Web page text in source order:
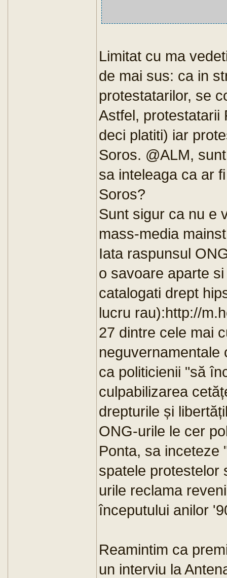
Limitat cu ma
de mai sus: ca in
protestatarilor, se
Astfel, protestatarii
deci platiti) iar
Soros. @ALM,
sa inteleaga ca ar
Soros?
Sunt sigur ca nu e
mass-media
Iata raspunsul
o savoare aparte
catalogati drept
lucru rau):http://
27 dintre cele mai
ca politicienii "să
culpabilizarea
drepturile și
ONG-urile le cer
Ponta, sa inceteze
spatele protestelor
urile reclama
începutului anilor
Reamintim ca
un interviu la